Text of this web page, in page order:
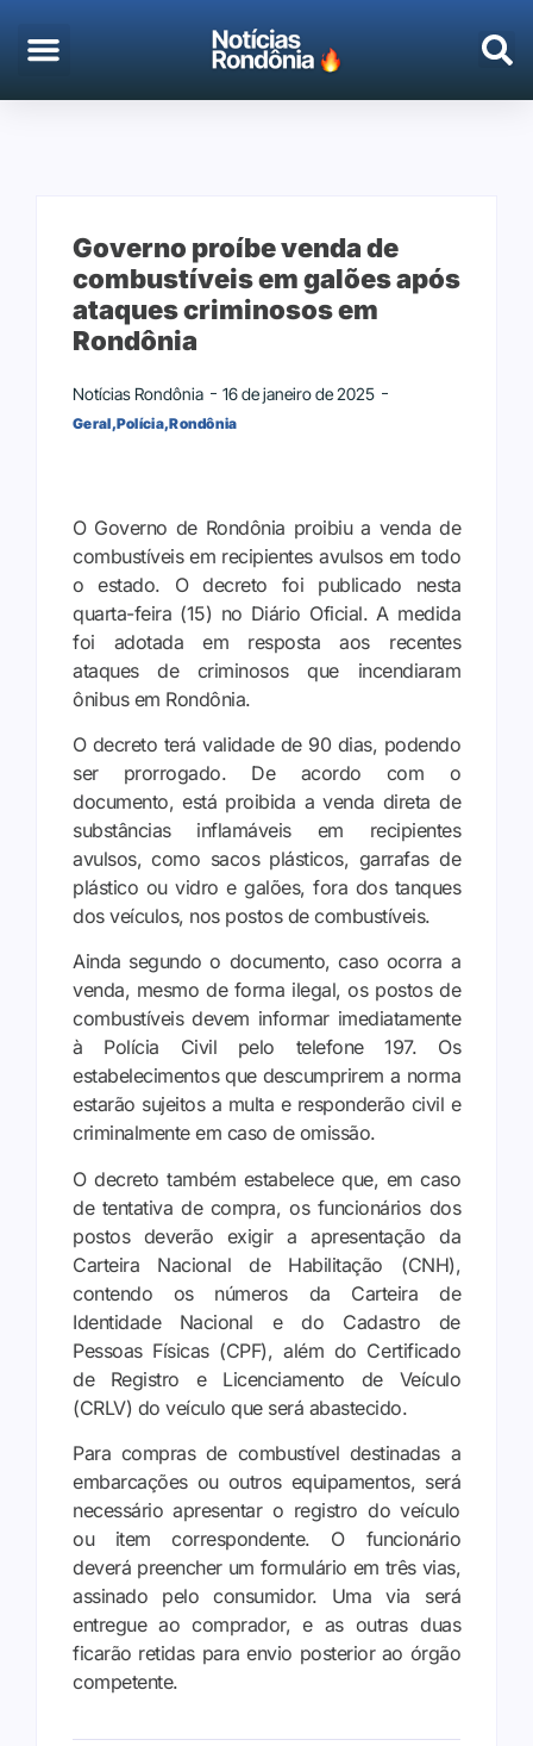
Governo proíbe venda de
combustíveis em galões após
ataques criminosos em
Rondônia
Notícias Rondônia 16 de janeiro de 2025
Geral,Polícia,Rondônia
O Governo de Rondônia proibiu a venda de
combustíveis em recipientes avulsos em todo
o estado. O decreto foi publicado nesta
quarta-feira (15) no Diário Oficial. A medida
foi adotada em resposta aos recentes
ataques de criminosos que incendiaram
ônibus em Rondônia.
O decreto terá validade de 90 dias, podendo
ser prorrogado. De acordo com o
documento, está proibida a venda direta de
substâncias inflamáveis em recipientes
avulsos, como sacos plásticos, garrafas de
plástico ou vidro e galões, fora dos tanques
dos veículos, nos postos de combustíveis.
Ainda segundo o documento, caso ocorra a
venda, mesmo de forma ilegal, os postos de
combustíveis devem informar imediatamente
à Polícia Civil pelo telefone 197. Os
estabelecimentos que descumprirem a norma
estarão sujeitos a multa e responderão civil e
criminalmente em caso de omissão.
O decreto também estabelece que, em caso
de tentativa de compra, os funcionários dos
postos deverão exigir a apresentação da
Carteira Nacional de Habilitação (CNH),
contendo os números da Carteira de
Identidade Nacional e do Cadastro de
Pessoas Físicas (CPF), além do Certificado
de Registro e Licenciamento de Veículo
(CRLV) do veículo que será abastecido.
Para compras de combustível destinadas a
embarcações ou outros equipamentos, será
necessário apresentar o registro do veículo
ou item correspondente. O funcionário
deverá preencher um formulário em três vias,
assinado pelo consumidor. Uma via será
entregue ao comprador, e as outras duas
ficarão retidas para envio posterior ao órgão
competente.